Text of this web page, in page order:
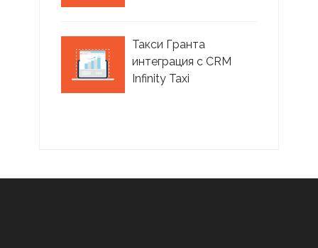
Такси Гранта
интеграция с CRM
Infinity Taxi